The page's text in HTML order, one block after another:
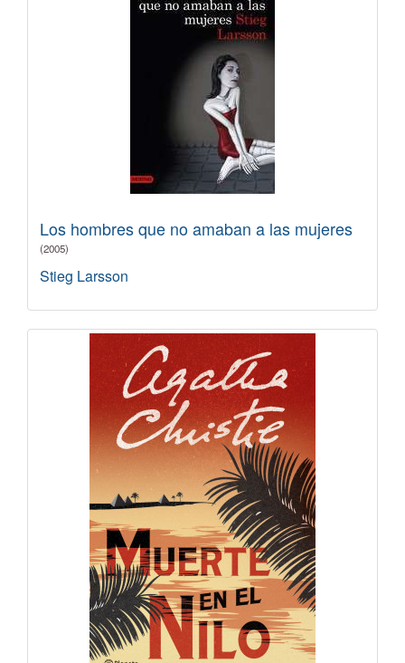
Los hombres que no amaban a las mujeres
(2005)
Stieg Larsson